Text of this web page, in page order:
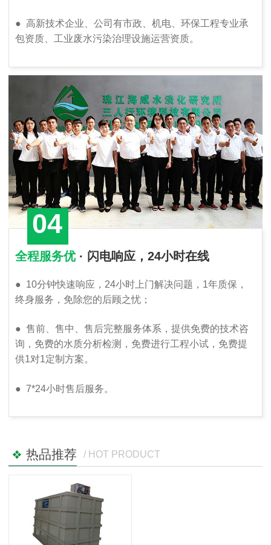
● 高新技术企业、公司有市政、机电、环保工程专业承
包资质、工业废水污染治理设施运营资质。
04
全程服务优 · 闪电响应，24小时在线
● 10分钟快速响应，24小时上门解决问题，1年质保，
终身服务，免除您的后顾之忧；
● 售前、售中、售后完整服务体系，提供免费的技术咨
询，免费的水质分析检测，免费进行工程小试，免费提
供1对1定制方案。
● 7*24小时售后服务。
热品推荐 / HOT PRODUCT